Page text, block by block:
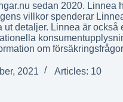
sedan 2020. Linnea
villkor spenderar
detaljer. Linnea är också
om
2021 Articles: 10